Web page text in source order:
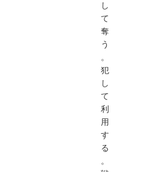
し
て
奪
う
。
犯
し
て
利
用
す
る
。